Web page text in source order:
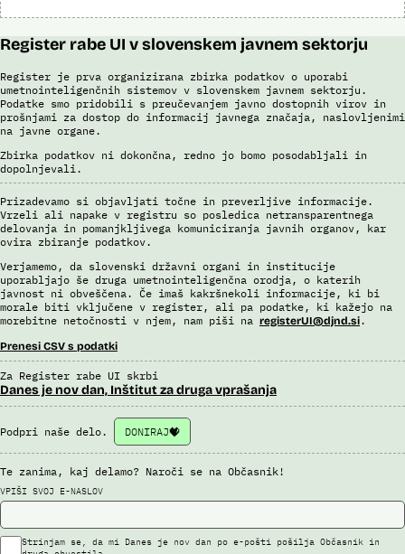
Viri:
Brošura 60 let informacijsko telekomunikacijskega sistema policije
Spletno mesto podjetja Neurotechnology, podstran VeriLook
Poročilo Automating Society report 2020 za Slovenijo
Odgovor na zahtevo za dostop do informacij javnega značaja
Dokument Povabilo k oddaji ponudbe
Register rabe UI v slovenskem javnem sektorju
Register je prva organizirana zbirka podatkov o uporabi
umetnointeligenčnih sistemov v slovenskem javnem sektorju.
Podatke smo pridobili s preučevanjem javno dostopnih virov in
prošnjami za dostop do informacij javnega značaja, naslovljenimi
na javne organe.
Zbirka podatkov ni dokončna, redno jo bomo posodabljali in
dopolnjevali.
Prizadevamo si objavljati točne in preverljive informacije.
Vrzeli ali napake v registru so posledica netransparentnega
delovanja in pomanjkljivega komuniciranja javnih organov, kar
ovira zbiranje podatkov.
Verjamemo, da slovenski državni organi in institucije
uporabljajo še druga umetnointeligenčna orodja, o katerih
javnost ni obveščena. Če imaš kakršnekoli informacije, ki bi
morale biti vključene v register, ali pa podatke, ki kažejo na
morebitne netočnosti v njem, nam piši na registerUI@djnd.si.
Prenesi CSV s podatki
Za Register rabe UI skrbi
Danes je nov dan, Inštitut za druga vprašanja
Podpri naše delo. DONIRAJ
Te zanima, kaj delamo? Naroči se na Občasnik!
VPIŠI SVOJ E-NASLOV
Strinjam se, da mi Danes je nov dan po e-pošti pošilja Občasnik in